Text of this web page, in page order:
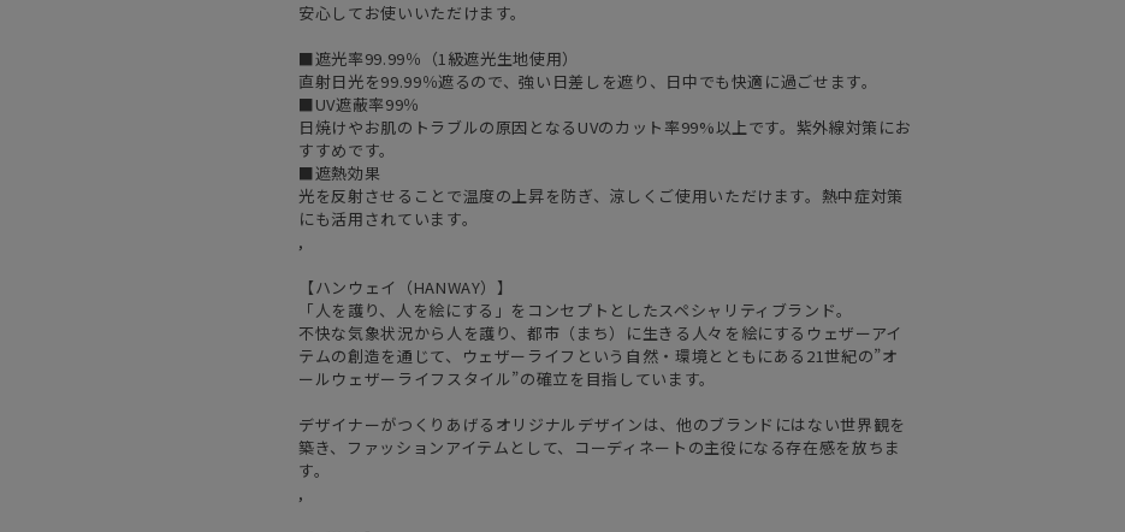
安心してお使いいただけます。
■遮光率99.99％（1級遮光生地使用）
直射日光を99.99％遮るので、強い日差しを遮り、日中でも快適に過ごせます。
■UV遮蔽率99％
日焼けやお肌のトラブルの原因となるUVのカット率99%以上です。紫外線対策にお
すすめです。
■遮熱効果
光を反射させることで温度の上昇を防ぎ、涼しくご使用いただけます。熱中症対策
にも活用されています。
,
【ハンウェイ（HANWAY）】
「人を護り、人を絵にする」をコンセプトとしたスペシャリティブランド。
不快な気象状況から人を護り、都市（まち）に生きる人々を絵にするウェザーアイ
テムの創造を通じて、ウェザーライフという自然・環境とともにある21世紀の”オ
ールウェザーライフスタイル”の確立を目指しています。
デザイナーがつくりあげるオリジナルデザインは、他のブランドにはない世界観を
築き、ファッションアイテムとして、コーディネートの主役になる存在感を放ちま
す。
,